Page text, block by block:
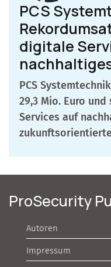
PCS
digitale
PCS
29,3 Mio. Euro
Services auf
ProSecurity
Autoren
Impressum